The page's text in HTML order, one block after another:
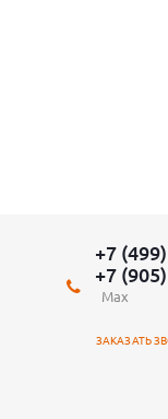
+7
+7
Max
ЗАКАЗАТЬ